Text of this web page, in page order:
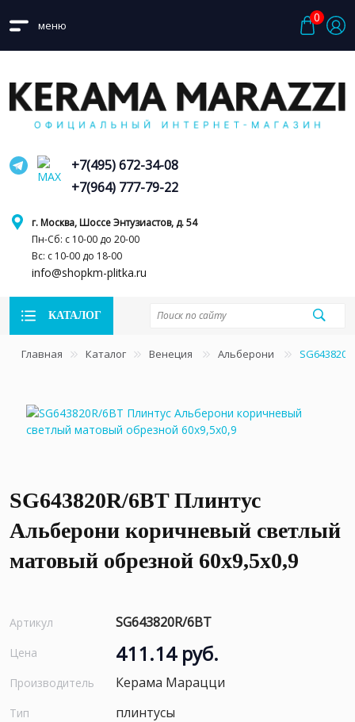
меню
0
г. Москва, Шоссе Энтузиастов, д. 54
Пн-Сб: с 10-00 до 20-00
Вс: с 10-00 до 18-00
info@shopkm-plitka.ru
+7(495) 672-34-08
+7(964) 777-79-22
КАТАЛОГ
Главная Каталог Венеция Альберони
SG643820R/6BT Плинтус
Альберони коричневый светлый
матовый обрезной 60x9,5x0,9
Артикул SG643820R/6BT
Цена 411.14 руб.
Производитель Керама Марацци
Тип плинтусы